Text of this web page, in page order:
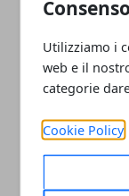
Utilizziamo i
web e il
categorie
Cookie Policy
ARTICOLI